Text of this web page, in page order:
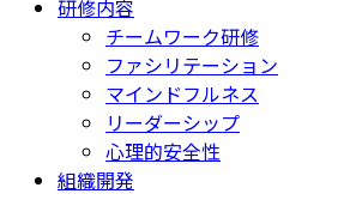
研修内容
チームワーク研修
ファシリテーション
マインドフルネス
リーダーシップ
心理的安全性
組織開発